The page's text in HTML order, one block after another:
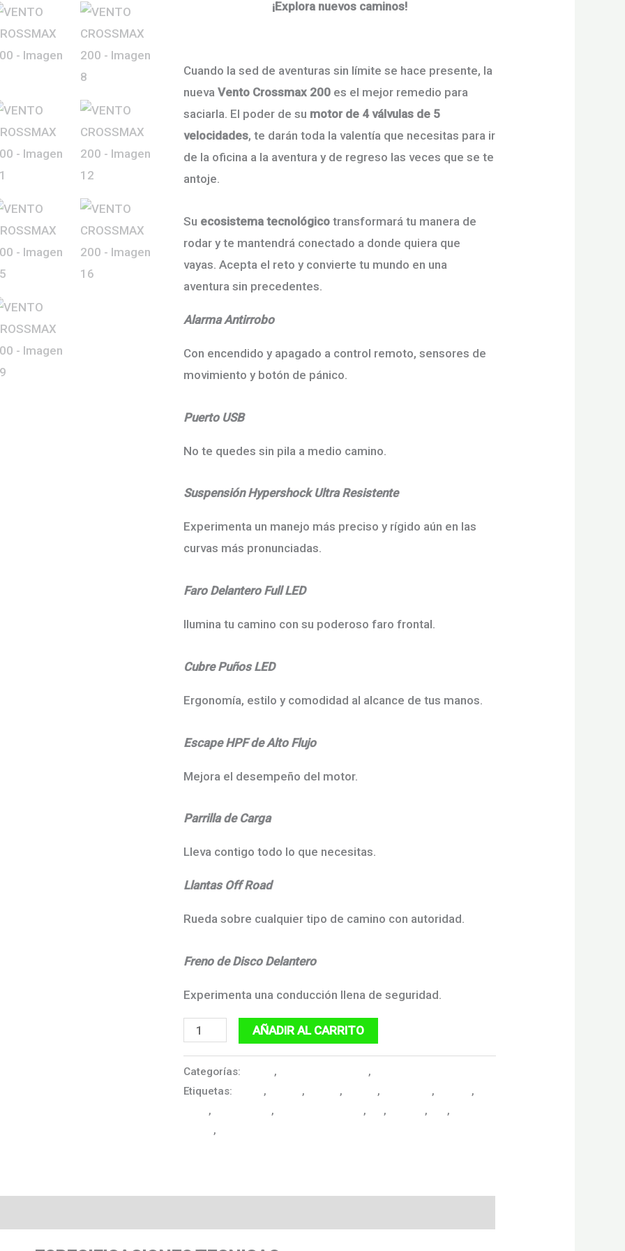
precio
era:
$8,690,000.00.
es:
$7,490,000.00.
¡Explora nuevos caminos!
Cuando la sed de aventuras sin límite se hace presente, la
nueva Vento Crossmax 200es el mejor remedio para
saciarla. El poder de su motor de 4 válvulas de 5
velocidades, te darán toda la valentía que necesitas para ir
de la oficina a la aventura y de regreso las veces que se te
antoje.
Su ecosistema tecnológicotransformará tu manera de
rodar y te mantendrá conectado a donde quiera que
vayas. Acepta el reto y convierte tu mundo en una
aventura sin precedentes.
Alarma Antirrobo
Con encendido y apagado a control remoto, sensores de
movimiento y botón de pánico.
Puerto USB
No te quedes sin pila a medio camino.
Suspensión Hypershock Ultra Resistente
Experimenta un manejo más preciso y rígido aún en las
curvas más pronunciadas.
Faro Delantero Full LED
Ilumina tu camino con su poderoso faro frontal.
Cubre Puños LED
Ergonomía, estilo y comodidad al alcance de tus manos.
Escape HPF de Alto Flujo
Mejora el desempeño del motor.
Parrilla de Carga
Lleva contigo todo lo que necesitas.
Llantas Off Road
Rueda sobre cualquier tipo de camino con autoridad.
Freno de Disco Delantero
Experimenta una conducción llena de seguridad.
VENTO
200
cantidad
AÑADIR AL CARRITO
Categorías: , ,
Etiquetas:
, , , , ,
,
, , , , ,
,
,